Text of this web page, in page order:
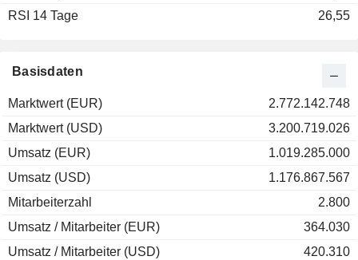
Basisdaten
Marktwert (EUR)
2.772.142.748
Marktwert (USD)
3.200.719.026
Umsatz (EUR)
1.019.285.000
Umsatz (USD)
1.176.867.567
Mitarbeiterzahl
2.800
Umsatz / Mitarbeiter (EUR)
364.030
Umsatz / Mitarbeiter (USD)
420.310
RSI 14 Tage
26,55